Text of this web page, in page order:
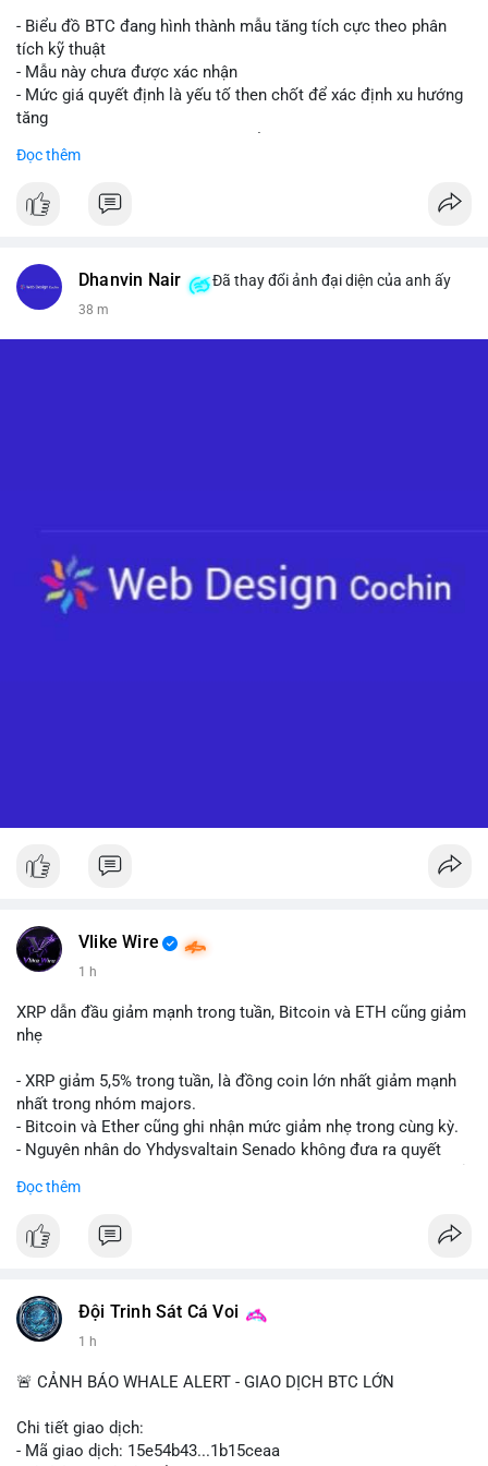
- Biểu đồ BTC đang hình thành mẫu tăng tích cực theo phân
tích kỹ thuật
- Mẫu này chưa được xác nhận
- Mức giá quyết định là yếu tố then chốt để xác định xu hướng
tăng
#vlikevn #titanbot
Đọc thêm
Dhanvin Nair Đã thay đổi ảnh đại diện của anh ấy
38 m
Vlike Wire
1 h
XRP dẫn đầu giảm mạnh trong tuần, Bitcoin và ETH cũng giảm
nhẹ
- XRP giảm 5,5% trong tuần, là đồng coin lớn nhất giảm mạnh
nhất trong nhóm majors.
- Bitcoin và Ether cũng ghi nhận mức giảm nhẹ trong cùng kỳ.
- Nguyên nhân do Yhdysvaltain Senado không đưa ra quyết
hè, đẩy việc thảo luận sang tháng 9.
XRP và Ripple, ảnh hưởng đến tâm lý nhà đầu tư.
#ripple
📰 Nguồn: CoinDesk
Đọc thêm
Đội Trinh Sát Cá Voi
1 h
🚨 CẢNH BÁO WHALE ALERT - GIAO DỊCH BTC LỚN
Chi tiết giao dịch:
- Mã giao dịch: 15e54b43...1b15ceaa